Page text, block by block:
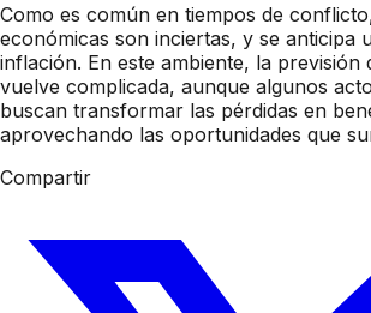
Como es común en tiempos de
económicas son inciertas, y se anticipa
inflación. En este ambiente, la previsión
vuelve complicada, aunque algunos
buscan transformar las pérdidas en
aprovechando las oportunidades que
Compartir